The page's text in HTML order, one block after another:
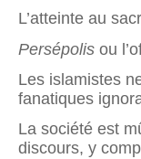
L’atteinte au
Persépolis ou
Les islamistes
fanatiques
La société est
discours, y